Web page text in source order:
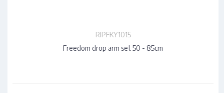
RIPFKY1015
Freedom drop arm set 50 - 85cm